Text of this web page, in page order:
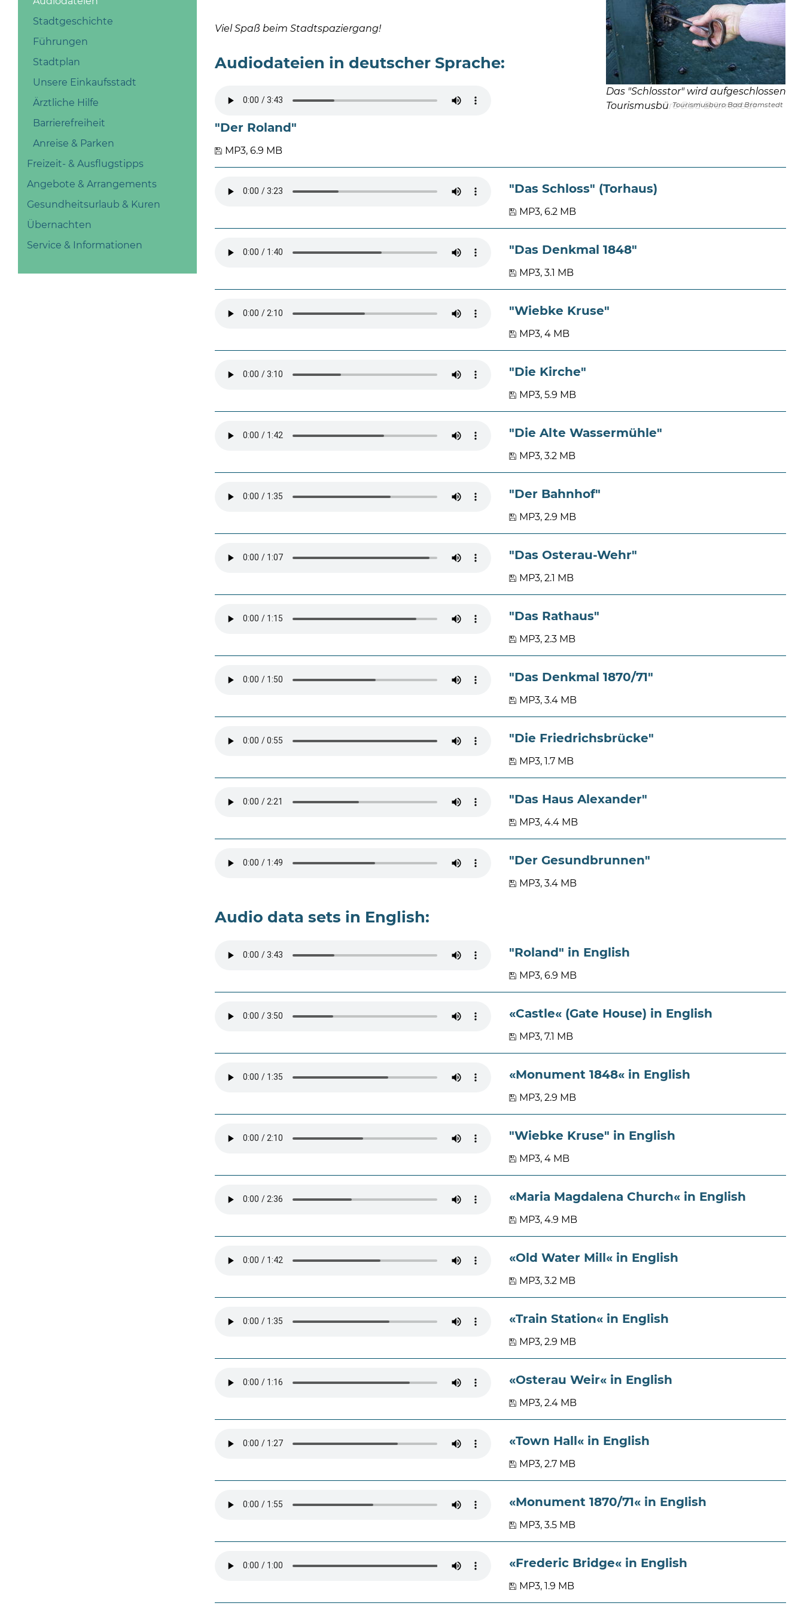
Stadtgeschichte
Führungen
Stadtplan
Unsere Einkaufsstadt
Ärztliche Hilfe
Barrierefreiheit
Anreise & Parken
Freizeit- & Ausflugstipps
Angebote & Arrangements
Gesundheitsurlaub & Kuren
Übernachten
Service & Informationen
Tourismusbüro Bad Bramstedt
Das "Schlosstor" wird aufgeschlossen
Tourismusbüro Bad Bramstedt
Viel Spaß beim Stadtspaziergang!
Audiodateien in deutscher Sprache:
"Der Roland"
MP3, 6.9 MB
"Das Schloss" (Torhaus)
MP3, 6.2 MB
"Das Denkmal 1848"
MP3, 3.1 MB
"Wiebke Kruse"
MP3, 4 MB
"Die Kirche"
MP3, 5.9 MB
"Die Alte Wassermühle"
MP3, 3.2 MB
"Der Bahnhof"
MP3, 2.9 MB
"Das Osterau-Wehr"
MP3, 2.1 MB
"Das Rathaus"
MP3, 2.3 MB
"Das Denkmal 1870/71"
MP3, 3.4 MB
"Die Friedrichsbrücke"
MP3, 1.7 MB
"Das Haus Alexander"
MP3, 4.4 MB
"Der Gesundbrunnen"
MP3, 3.4 MB
Audio data sets in English:
"Roland" in English
MP3, 6.9 MB
«Castle« (Gate House) in English
MP3, 7.1 MB
«Monument 1848« in English
MP3, 2.9 MB
"Wiebke Kruse" in English
MP3, 4 MB
«Maria Magdalena Church« in English
MP3, 4.9 MB
«Old Water Mill« in English
MP3, 3.2 MB
«Train Station« in English
MP3, 2.9 MB
«Osterau Weir« in English
MP3, 2.4 MB
«Town Hall« in English
MP3, 2.7 MB
«Monument 1870/71« in English
MP3, 3.5 MB
«Frederic Bridge« in English
MP3, 1.9 MB